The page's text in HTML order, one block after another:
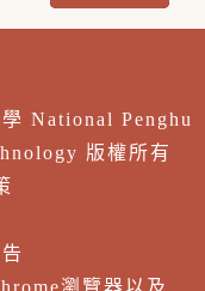
National Penghu
版權所有